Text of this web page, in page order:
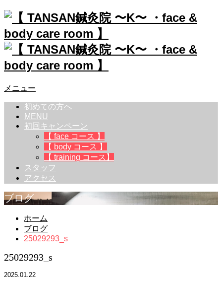
メニュー
初めての方へ
MENU
初回キャンペーン
【 face コース 】
【 body コース 】
【 training コース】
スタッフ
アクセス
ブログ
ホーム
ブログ
25029293_s
25029293_s
2025.01.22